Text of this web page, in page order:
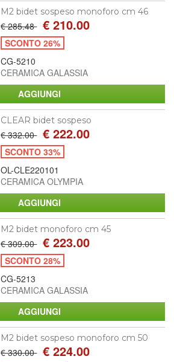
M2 bidet sospeso monoforo cm 46
€ 285.48 € 210.00
SCONTO 26%
CG-5210
CERAMICA GALASSIA
CLEAR bidet sospeso
€ 332.00 € 222.00
SCONTO 33%
OL-CLE220101
CERAMICA OLYMPIA
M2 bidet monoforo cm 45
€ 309.00 € 223.00
SCONTO 28%
CG-5213
CERAMICA GALASSIA
M2 bidet sospeso monoforo cm 50
€ 330.00 € 224.00